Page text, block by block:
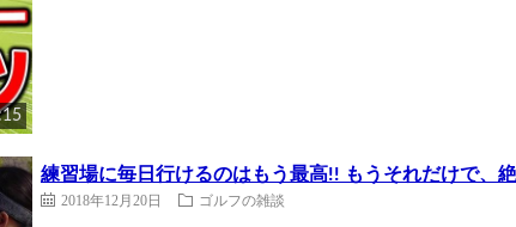
練習場に毎日行けるのはもう最高!! もうそれだけで、
2018年12月20日 ゴルフの雑談